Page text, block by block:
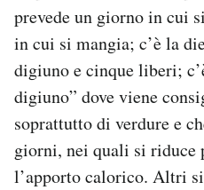
prevede un giorno in cui
in cui si mangia; c’è la
digiuno e cinque liberi;
digiuno” dove viene
soprattutto di verdure e
giorni, nei quali si riduce
l’apporto calorico. Altri